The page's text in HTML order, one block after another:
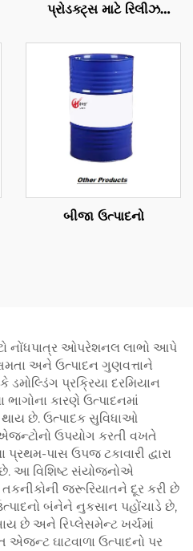
પ્રોડક્ટ્સ માટે રિલીઝ
બીજા ઉત્પાદનો
નોંધપાત્ર ઓપરેશનલ લાભો આપે
અને ઉત્પાદન ગુણવત્તાને
પ્રક્રિયા દરમિયાન
કારણે ઉત્પાદનમાં
થાય છે. ઉત્પાદક સુવિધાઓ
ઉપયોગ કરતી વખતે
પાસ ઉપજ ટકાવારી દ્વારા
આ વિશિષ્ટ સંયોજનોએ
જરૂરિયાતને દૂર કરી છે
બંનેને નુકસાન પહોંચાડે છે,
છે અને રિપ્લેસમેન્ટ ખર્ચમાં
એજન્ટ ઘાટવાળા ઉત્પાદનો પર